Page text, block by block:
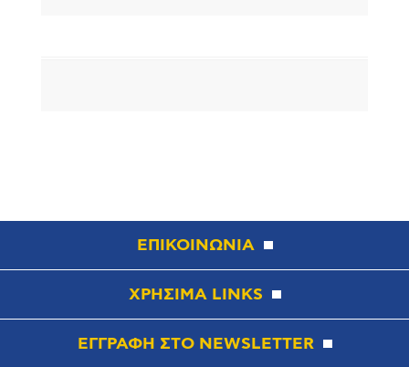
ΕΠΙΚΟΙΝΩΝΙΑ
ΧΡΗΣΙΜΑ LINKS
ΕΓΓΡΑΦΗ ΣΤΟ NEWSLETTER